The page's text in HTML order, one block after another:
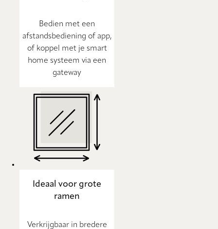
Bedien met een
afstandsbediening of app,
of koppel met je smart
home systeem via een
gateway
Ideaal voor grote
ramen
Verkrijgbaar in bredere